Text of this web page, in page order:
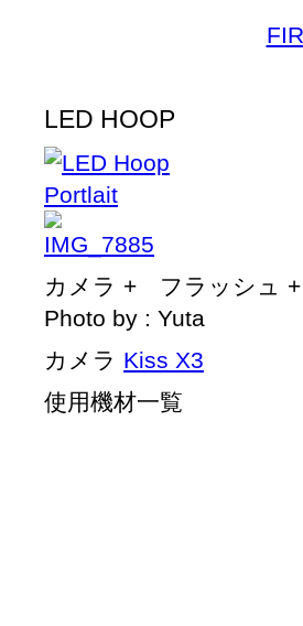
LED HOOP
カメラ + フラッシュ +
Photo by : Yuta
カメラ Kiss X3
使用機材一覧